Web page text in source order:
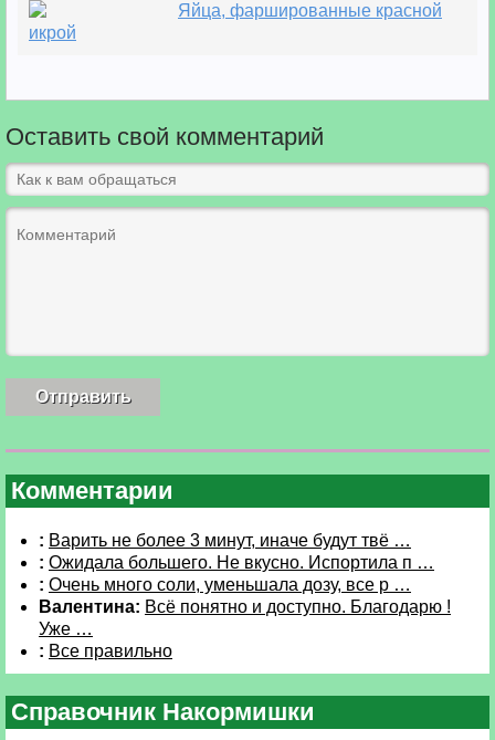
Яйца, фаршированные красной
икрой
Оставить свой комментарий
Комментарии
: Варить не более 3 минут, иначе будут твё …
: Ожидала большего. Не вкусно. Испортила п …
: Очень много соли, уменьшала дозу, все р …
Валентина: Всё понятно и доступно. Благодарю !
Уже …
: Все правильно
Справочник Накормишки